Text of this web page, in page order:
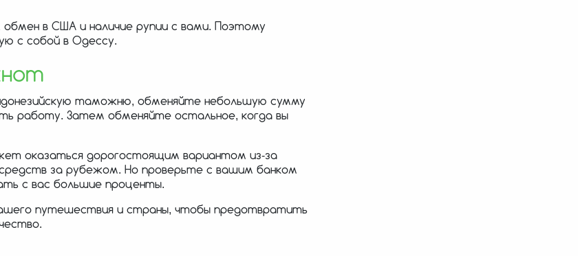
в США и наличие рупии с вами. Поэтому
с собой в Одессу.
таможню, обменяйте небольшую сумму
работу. Затем обменяйте остальное, когда вы
оказаться дорогостоящим вариантом из-за
за рубежом. Но проверьте с вашим банком
с вас большие проценты.
путешествия и страны, чтобы предотвратить